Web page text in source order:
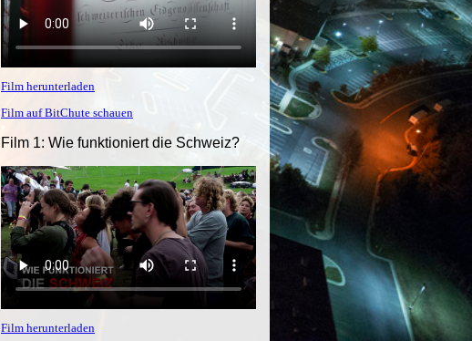
Film herunterladen
Film auf BitChute schauen
Film 1: Wie funktioniert die Schweiz?
Film herunterladen